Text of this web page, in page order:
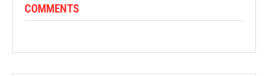
COMMENTS